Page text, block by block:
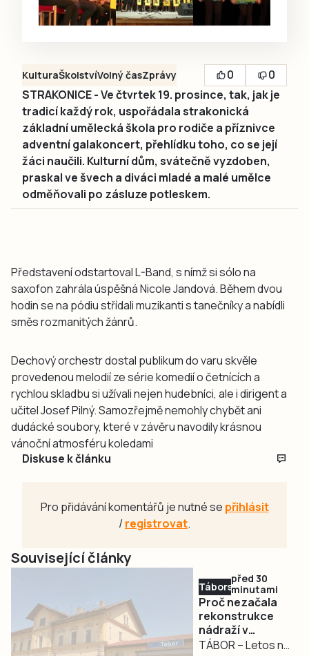
KulturaŠkolstvíVolný časZprávy 0
0
STRAKONICE - Ve čtvrtek 19. prosince, tak, jak je
tradicí každý rok, uspořádala strakonická
základní umělecká škola pro rodiče a příznivce
adventní galakoncert, přehlídku toho, co se její
žáci naučili. Kulturní dům, svátečně vyzdoben,
praskal ve švech a diváci mladé a malé umělce
odměňovali po zásluze potleskem.
Představení odstartoval L-Band, s nímž si sólo na
saxofon zahrála úspěšná Nicole Jandová. Během dvou
hodin se na pódiu střídali muzikanti s tanečníky a nabídli
směs rozmanitých žánrů.
Dechový orchestr dostal publikum do varu skvěle
provedenou melodií ze série komedií o četnících a
rychlou skladbu si užívali nejen hudebníci, ale i dirigent a
učitel Josef Pilný. Samozřejmě nemohly chybět ani
dudácké soubory, které v závěru navodily krásnou
vánoční atmosféru koledami
Diskuse k článku
Pro přidávání komentářů je nutné se přihlásit
/registrovat.
Související články
Táborsko
před 30
minutami
Proč nezačala
rekonstrukce
nádraží v
Táboře?
TÁBOR – Letos na